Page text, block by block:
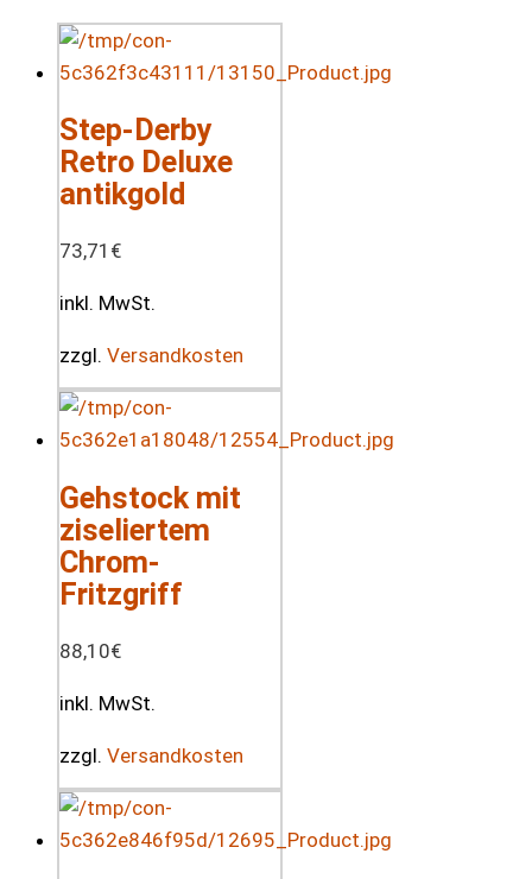
Step-Derby
Retro Deluxe
antikgold
73,71 €
inkl. MwSt.
zzgl. Versandkosten
Gehstock mit
ziseliertem
Chrom-
Fritzgriff
88,10€
inkl. MwSt.
zzgl. Versandkosten